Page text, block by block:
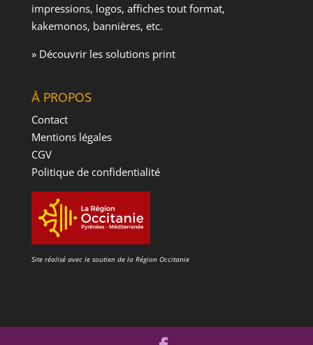
impressions, logos, affiches tout format,
kakemonos, bannières, etc.
» Découvrir les solutions print
À PROPOS
Contact
Mentions légales
CGV
Politique de confidentialité
Site réalisé avec le soutien de la Région Occitanie